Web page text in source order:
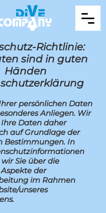
Richtlinie:
sind in guten
Händen
persönlichen Daten
Anliegen. Wir
Daten daher
auf Grundlage der
Bestimmungen. In
Sie über die
der
im Rahmen
unseres